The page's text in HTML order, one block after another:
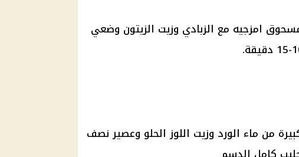
امزجيه مع الزبادي وزيت الزيتون وضعي
من ماء الورد وزيت اللوز الحلو وعصير نصف